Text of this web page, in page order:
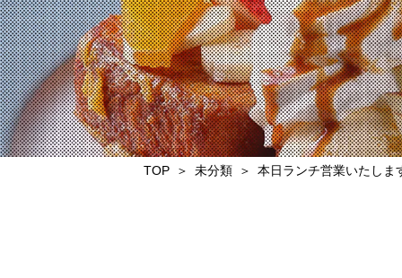
TOP 未分類 本日ランチ営業いたし